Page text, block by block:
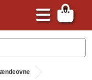
0